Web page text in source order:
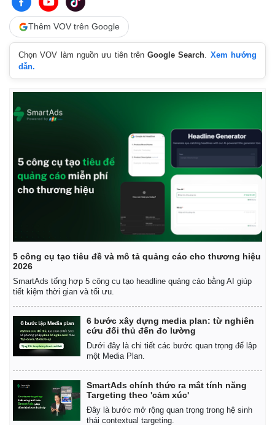
Thêm VOV trên Google
Chọn VOV làm nguồn ưu tiên trênGoogle Search. Xem hướng
dẫn.
5 công cụ tạo tiêu đề và mô tả quảng cáo cho thương hiệu
2026
SmartAds tổng hợp 5 công cụ tạo headline quảng cáo bằng AI giúp
tiết kiệm thời gian và tối ưu.
6 bước xây dựng media plan: từ nghiên
cứu đối thủ đến đo lường
Dưới đây là chi tiết các bước quan trọng để lập
một Media Plan.
SmartAds chính thức ra mắt tính năng
Targeting theo 'cảm xúc'
Đây là bước mở rộng quan trọng trong hệ sinh
thái contextual targeting.